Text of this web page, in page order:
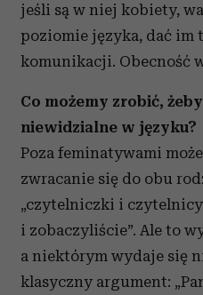
jeśli są w niej kobiety,
poziomie języka, dać im
komunikacji. Obecność
Co możemy zrobić,
niewidzialne w języku?
Poza feminatywami
zwracanie się do obu
„czytelniczki i
i zobaczyliście”. Ale to
a niektórym wydaje się
klasyczny argument: